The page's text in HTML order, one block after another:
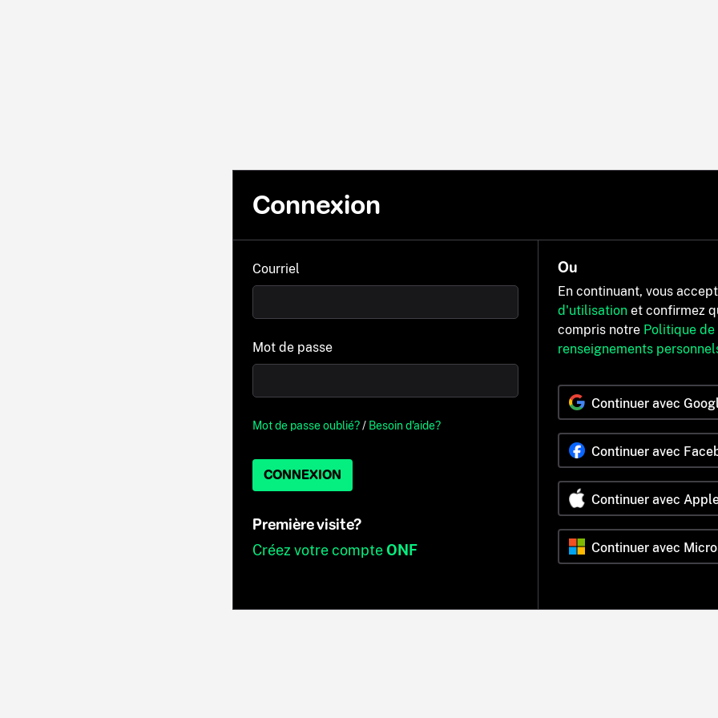
Connexion
Courriel
Mot de passe
Mot de passe oublié?/ Besoin d'aide?
CONNEXION
Première visite?
Créez votre compteONF
Ou
En continuant, vous
d'utilisation et confirmez
compris notre Politique
renseignements
Continuer avec
Continuer avec
Continuer avec
Continuer avec